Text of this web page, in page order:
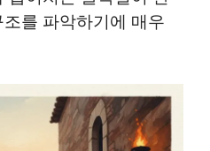
를 파악하기에 매우